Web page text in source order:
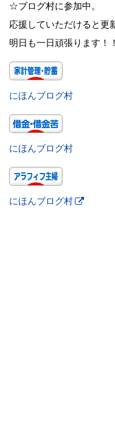
☆ブログ村に参加中。
応援していただけると更
明日も一日頑張ります！！
にほんブログ村
にほんブログ村
にほんブログ村